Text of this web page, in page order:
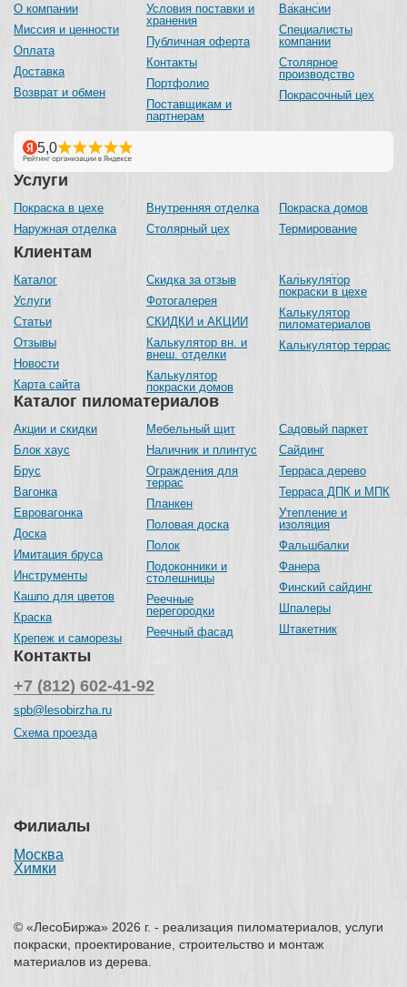
О компании
Миссия и ценности
Оплата
Доставка
Возврат и обмен
Условия поставки и
хранения
Публичная оферта
Контакты
Портфолио
Поставщикам и
партнерам
Вакансии
Специалисты
компании
Столярное
производство
Покрасочный цех
Каталог пиломатериалов
Акции и скидки
Блок хаус
Брус
Вагонка
Евровагонка
Доска
Имитация бруса
Инструменты
Кашпо для цветов
Краска
Крепеж и саморезы
Мебельный щит
Наличник и плинтус
Ограждения для
террас
Планкен
Половая доска
Полок
Подоконники и
столешницы
Реечные
перегородки
Реечный фасад
Садовый паркет
Сайдинг
Терраса дерево
Терраса ДПК и МПК
Утепление и
изоляция
Фальшбалки
Фанера
Финский сайдинг
Шпалеры
Штакетник
Услуги
Покраска в цехе
Наружная отделка
Внутренняя отделка
Столярный цех
Покраска домов
Термирование
Клиентам
Каталог
Услуги
Статьи
Отзывы
Новости
Карта сайта
Скидка за отзыв
Фотогалерея
СКИДКИ и АКЦИИ
Калькулятор вн. и
внеш. отделки
Калькулятор
покраски домов
Калькулятор
покраски в цехе
Калькулятор
пиломатериалов
Калькулятор террас
Контакты
+7 (812) 602-41-92
spb@lesobirzha.ru
Схема проезда
Филиалы
Москва
Химки
© «ЛесоБиржа» 2026 г. - реализация пиломатериалов, услуги
покраски, проектирование, строительство и монтаж
материалов из дерева.